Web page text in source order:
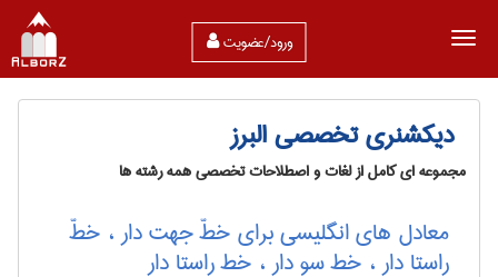
ورود/عضویت
دیکشنری تخصصی البرز
مجموعه ای کامل از لغات و اصطلاحات تخصصی همه رشته ها
معادل های انگلیسی برای خطّ جهت دار ، خطّ
راستا دار ، خط سو دار ، خط راستا دار